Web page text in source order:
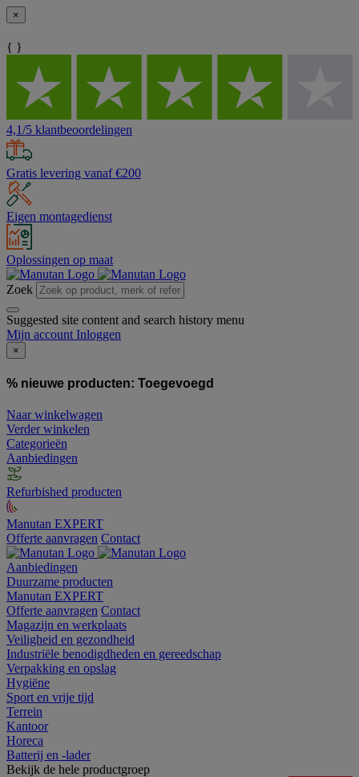
×
{ }
4,1/5 klantbeoordelingen
Gratis levering vanaf €200
Eigen montagedienst
Oplossingen op maat
Zoek
Suggested site content and search history menu
Mijn account Inloggen
×
% nieuwe producten: Toegevoegd
Naar winkelwagen
Verder winkelen
Categorieën
Aanbiedingen
Refurbished producten
Manutan EXPERT
Offerte aanvragen Contact
Aanbiedingen
Duurzame producten
Manutan EXPERT
Offerte aanvragen Contact
Magazijn en werkplaats
Veiligheid en gezondheid
Industriële benodigdheden en gereedschap
Verpakking en opslag
Hygiëne
Sport en vrije tijd
Terrein
Kantoor
Horeca
Batterij en -lader
Bekijk de hele productgroep